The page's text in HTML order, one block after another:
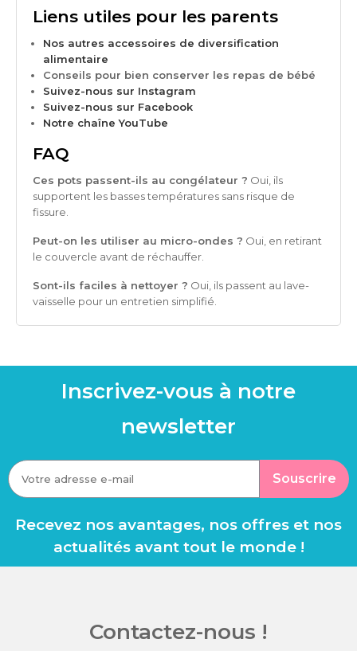
Liens utiles pour les parents
Nos autres accessoires de diversification
alimentaire
Conseils pour bien conserver les repas de bébé
Suivez-nous sur Instagram
Suivez-nous sur Facebook
Notre chaîne YouTube
FAQ
Ces pots passent-ils au congélateur ? Oui, ils
supportent les basses températures sans risque de
fissure.
Peut-on les utiliser au micro-ondes ? Oui, en retirant
le couvercle avant de réchauffer.
Sont-ils faciles à nettoyer ? Oui, ils passent au lave-
vaisselle pour un entretien simplifié.
Inscrivez-vous à notre
newsletter
Souscrire
Recevez nos avantages, nos offres et nos
actualités avant tout le monde !
Contactez-nous !